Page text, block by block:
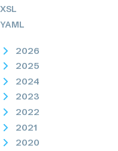
XSL
YAML
2026
2025
2024
2023
2022
2021
2020